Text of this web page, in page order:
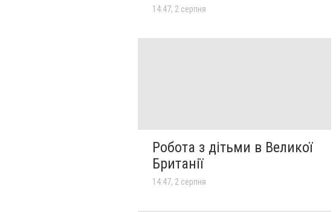
14:47, 2 серпня
Робота з дітьми в Великої
Британії
14:47, 2 серпня